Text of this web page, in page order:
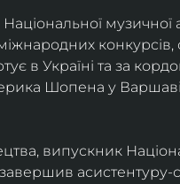
музичної
в Україні та за
Шопена у
випускник
асистентуру-